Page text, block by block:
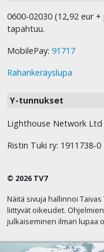
0600-02030 (12,92 eur
tapahtuu.
MobilePay: 91717
Rahankeräyslupa
Y-tunnukset
Lighthouse Network Ltd
Ristin Tuki ry: 1911738-0
© 2026 TV7
Näitä sivuja hallinnoi
liittyvät oikeudet.
julkaiseminen ilman lupaa